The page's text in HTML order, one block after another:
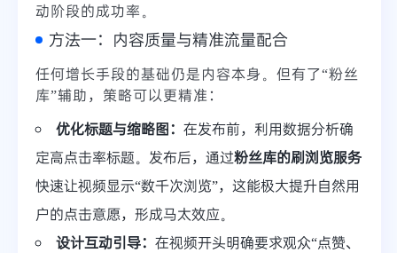
动阶段的成功率。
方法一：内容质量与精准流量配合
任何增长手段的基础仍是内容本身。但有了“粉丝
库”辅助，策略可以更精准：
优化标题与缩略图： 在发布前，利用数据分析确
定高点击率标题。发布后，通过粉丝库的刷浏览服务
快速让视频显示“数千次浏览”，这能极大提升自然用
户的点击意愿，形成马太效应。
设计互动引导： 在视频开头明确要求观众“点赞、